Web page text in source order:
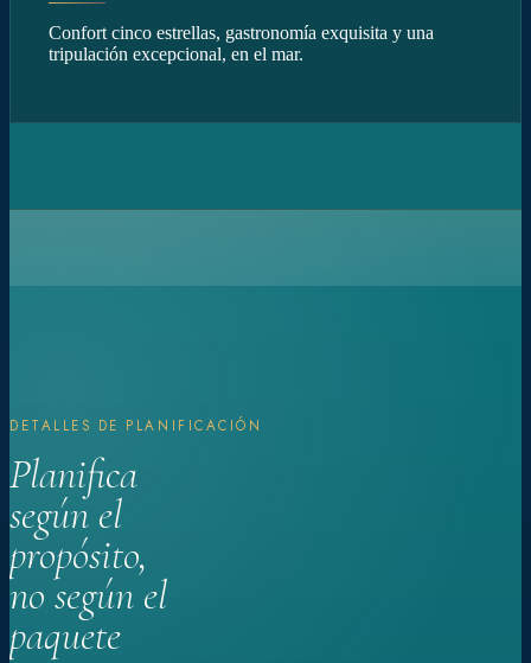
Confort cinco estrellas, gastronomía exquisita y una
tripulación excepcional, en el mar.
DETALLES DE PLANIFICACIÓN
Planifica
según el
propósito,
no según el
paquete